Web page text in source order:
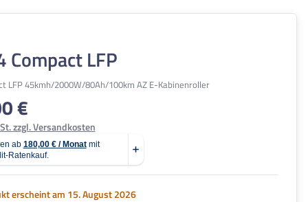
Compact LFP
LFP 45kmh/2000W/80Ah/100km AZ E-Kabinenroller
€
zzgl. Versandkosten
erscheint am 15. August 2026